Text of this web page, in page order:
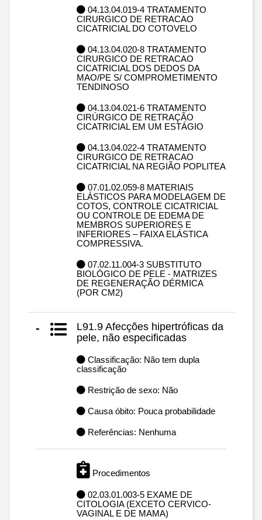
04.13.04.019-4 TRATAMENTO
CIRURGICO DE RETRACAO
CICATRICIAL DO COTOVELO
04.13.04.020-8 TRATAMENTO
CIRURGICO DE RETRACAO
CICATRICIAL DOS DEDOS DA
MAO/PE S/ COMPROMETIMENTO
TENDINOSO
04.13.04.021-6 TRATAMENTO
CIRÚRGICO DE RETRAÇÃO
CICATRICIAL EM UM ESTÁGIO
04.13.04.022-4 TRATAMENTO
CIRURGICO DE RETRACAO
CICATRICIAL NA REGIÃO POPLITEA
07.01.02.059-8 MATERIAIS
ELÁSTICOS PARA MODELAGEM DE
COTOS, CONTROLE CICATRICIAL
OU CONTROLE DE EDEMA DE
MEMBROS SUPERIORES E
INFERIORES – FAIXA ELÁSTICA
COMPRESSIVA.
07.02.11.004-3 SUBSTITUTO
BIOLÓGICO DE PELE - MATRIZES
DE REGENERAÇÃO DÉRMICA
(POR CM2)
-
L91.9 Afecções hipertróficas da
pele, não especificadas
Classificação: Não tem dupla
classificação
Restrição de sexo: Não
Causa óbito: Pouca probabilidade
Referências: Nenhuma
Procedimentos
02.03.01.003-5 EXAME DE
CITOLOGIA (EXCETO CERVICO-
VAGINAL E DE MAMA)